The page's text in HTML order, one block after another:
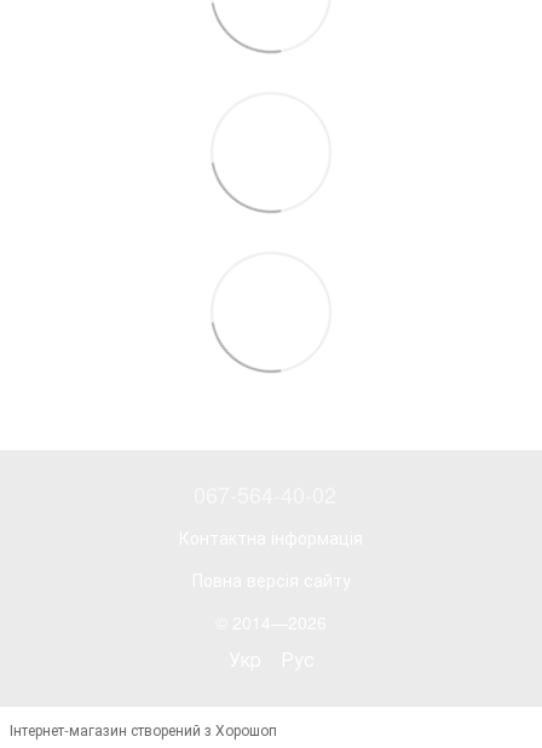
Інтернет-магазин створений з Хорошоп